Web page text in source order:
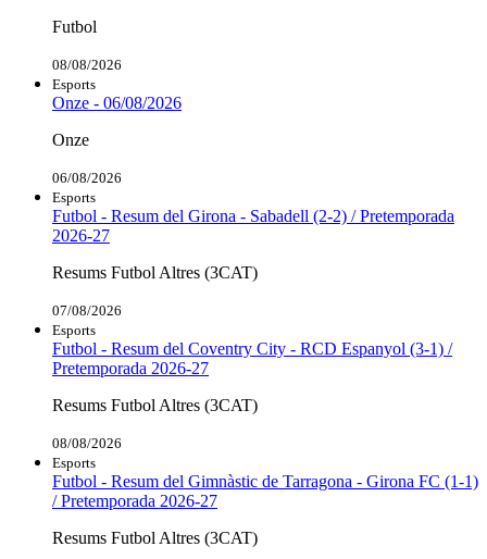
Futbol
08/08/2026
Esports
Onze - 06/08/2026
Onze
06/08/2026
Esports
Futbol - Resum del Girona - Sabadell (2-2) / Pretemporada
2026-27
Resums Futbol Altres (3CAT)
07/08/2026
Esports
Futbol - Resum del Coventry City - RCD Espanyol (3-1) /
Pretemporada 2026-27
Resums Futbol Altres (3CAT)
08/08/2026
Esports
Futbol - Resum del Gimnàstic de Tarragona - Girona FC (1-1)
/ Pretemporada 2026-27
Resums Futbol Altres (3CAT)